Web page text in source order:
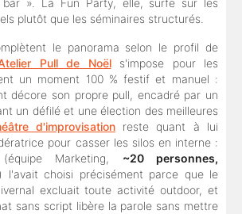
». La Fun Party, elle, surfe sur les
plutôt que les séminaires structurés.
le panorama selon le profil de
Pull de Noëls'impose pour les
un moment 100 % festif et manuel :
décore son propre pull, encadré par un
un défilé et une élection des meilleures
d'improvisationreste quant à lui
pour casser les silos en interne :
Marketing, ~20 personnes,
) l'avait choisi précisément parce que le
excluait toute activité outdoor, et
sans script libère la parole sans mettre